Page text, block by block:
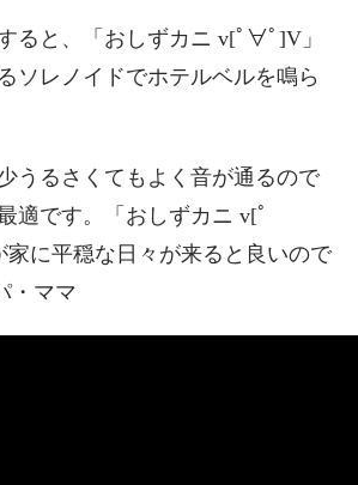
ると、「おしずカニ v[ﾟ∀ﾟ]V」
ソレノイドでホテルベルを鳴ら
うるさくてもよく音が通るので
適です。「おしずカニ v[ﾟ
に平穏な日々が来ると良いので
ママ